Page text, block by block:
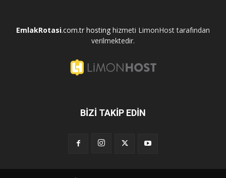
EmlakRotasi.com.tr hosting hizmeti LimonHost tarafından
verilmektedir.
BİZİ TAKİP EDİN